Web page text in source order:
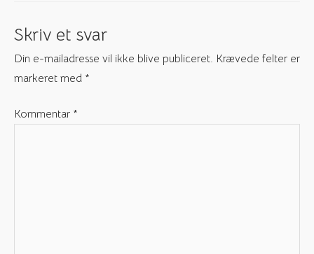
Skriv et svar
Din e-mailadresse vil ikke blive publiceret. Krævede felter er
markeret med *
Kommentar *